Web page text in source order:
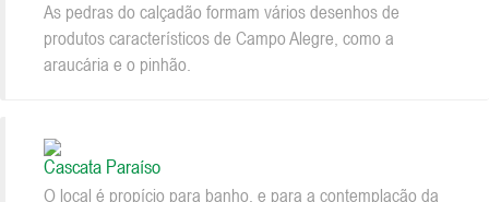
As pedras do calçadão formam vários desenhos de
produtos característicos de Campo Alegre, como a
araucária e o pinhão.
Cascata Paraíso
O local é propício para banho, e para a contemplação da